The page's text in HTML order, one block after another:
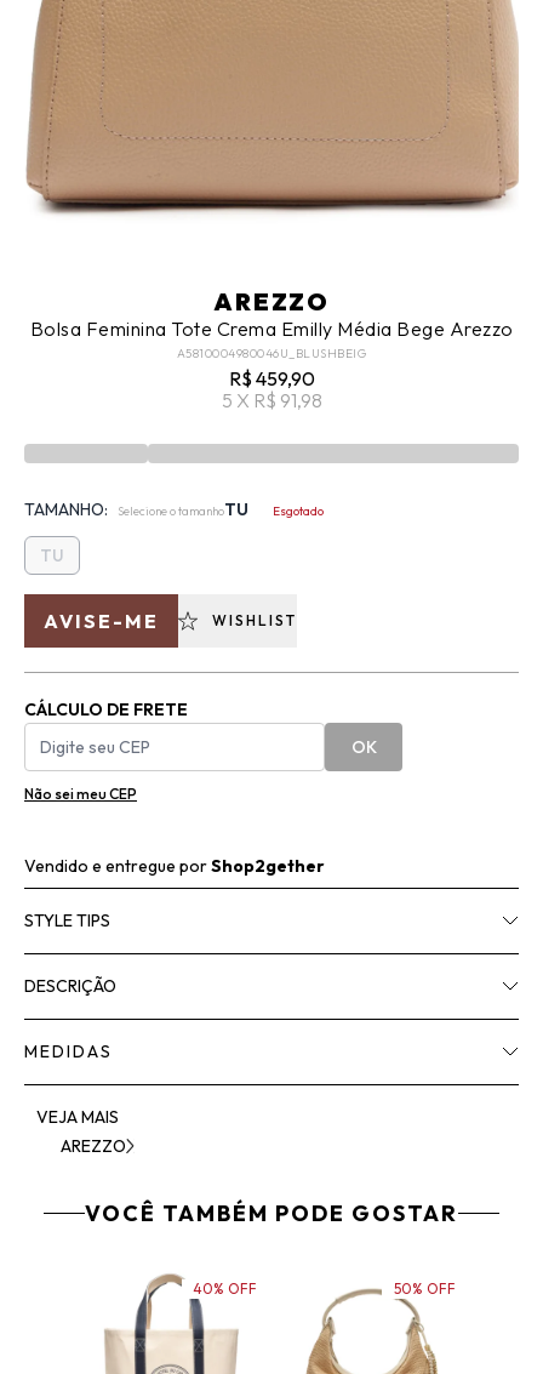
AREZZO
Bolsa Feminina Tote Crema Emilly Média Bege Arezzo
A5810004980046U_BLUSHBEIG
R$ 459,90
5 X R$ 91,98
TAMANHO: Selecione o tamanhoTU Esgotado
TU
AVISE-ME WISHLIST
CÁLCULO DE FRETE
OK
Não sei meu CEP
Vendido e entregue porShop2gether
STYLE TIPS
DESCRIÇÃO
MEDIDAS
VEJA MAIS
AREZZO
VOCÊ TAMBÉM PODE GOSTAR
40% OFF 50% OFF